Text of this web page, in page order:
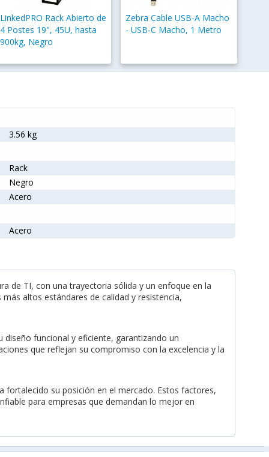
LinkedPRO Rack Abierto de
4 Postes 19", 45U, hasta
900kg, Negro
Zebra Cable USB-A Macho
- USB-C Macho, 1 Metro
3.56 kg
Rack
Negro
Acero
Acero
de TI, con una trayectoria sólida y un enfoque en la
altos estándares de calidad y resistencia,
diseño funcional y eficiente, garantizando un
que reflejan su compromiso con la excelencia y la
fortalecido su posición en el mercado. Estos factores,
para empresas que demandan lo mejor en